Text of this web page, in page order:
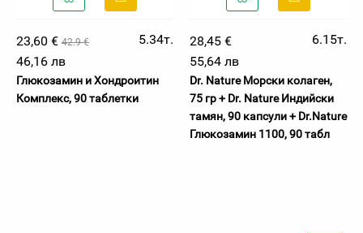
23,60 € 42.9 €
5.34т.
46,16 лв
Глюкозамин и Хондроитин
Комплекс, 90 таблетки
28,45 €
6.15т.
55,64 лв
Dr. Nature Морски колаген,
75 гр + Dr. Nature Индийски
тамян, 90 капсули + Dr.Nature
Глюкозамин 1100, 90 табл